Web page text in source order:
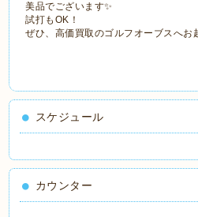
美品でございます✨
試打もOK！
ぜひ、高価買取のゴルフオーブスへお
スケジュール
カウンター